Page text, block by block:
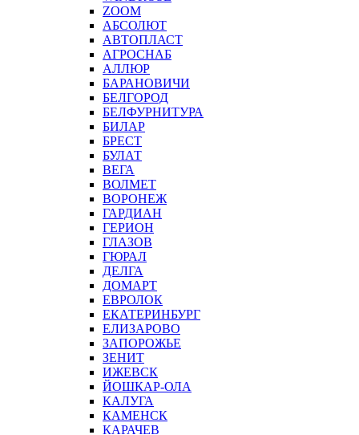
ZOOM
АБСОЛЮТ
АВТОПЛАСТ
АГРОСНАБ
АЛЛЮР
БАРАНОВИЧИ
БЕЛГОРОД
БЕЛФУРНИТУРА
БИЛАР
БРЕСТ
БУЛАТ
ВЕГА
ВОЛМЕТ
ВОРОНЕЖ
ГАРДИАН
ГЕРИОН
ГЛАЗОВ
ГЮРАЛ
ДЕЛГА
ДОМАРТ
ЕВРОЛОК
ЕКАТЕРИНБУРГ
ЕЛИЗАРОВО
ЗАПОРОЖЬЕ
ЗЕНИТ
ИЖЕВСК
ЙОШКАР-ОЛА
КАЛУГА
КАМЕНСК
КАРАЧЕВ